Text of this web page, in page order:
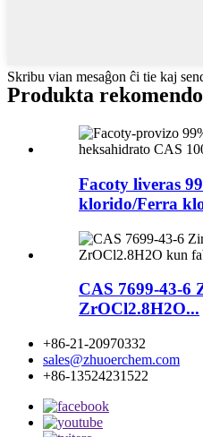
Skribu vian mesaĝon ĉi tie kaj
Produkta rekomendo
Facoty liveras
klorido/Ferra
CAS 7699-43-
ZrOCl2.8H2O...
+86-21-20970332
sales@zhuoerchem.com
+86-13524231522